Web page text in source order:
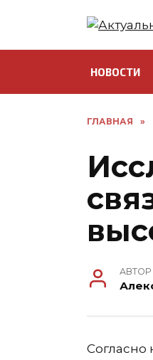
НОВОСТИ
ГЛАВНАЯ »
АВТОР
Согласно